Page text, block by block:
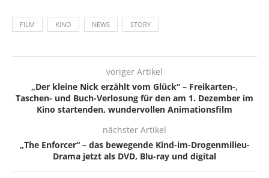
FILM KINO NEWS STORY
voriger Artikel
„Der kleine Nick erzählt vom Glück“ – Freikarten-,
Taschen- und Buch-Verlosung für den am 1. Dezember im
Kino startenden, wundervollen Animationsfilm
nächster Artikel
„The Enforcer“ – das bewegende Kind-im-Drogenmilieu-
Drama jetzt als DVD, Blu-ray und digital